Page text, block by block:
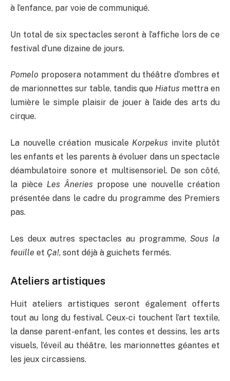
à l’enfance, par voie de communiqué.
Un total de six spectacles seront à l’affiche lors de ce
festival d’une dizaine de jours.
Pomelo proposera notamment du théâtre d’ombres et
de marionnettes sur table, tandis que Hiatus mettra en
lumière le simple plaisir de jouer à l’aide des arts du
cirque.
La nouvelle création musicale Korpekus invite plutôt
les enfants et les parents à évoluer dans un spectacle
déambulatoire sonore et multisensoriel. De son côté,
la pièce Les Âneries propose une nouvelle création
présentée dans le cadre du programme des Premiers
pas.
Les deux autres spectacles au programme, Sous la
feuille et Ça!, sont déjà à guichets fermés.
Ateliers artistiques
Huit ateliers artistiques seront également offerts
tout au long du festival. Ceux-ci touchent l’art textile,
la danse parent-enfant, les contes et dessins, les arts
visuels, l’éveil au théâtre, les marionnettes géantes et
les jeux circassiens.